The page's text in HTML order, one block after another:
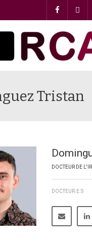
Tristan
DOCTEUR DE
DOCTEUR.E.S